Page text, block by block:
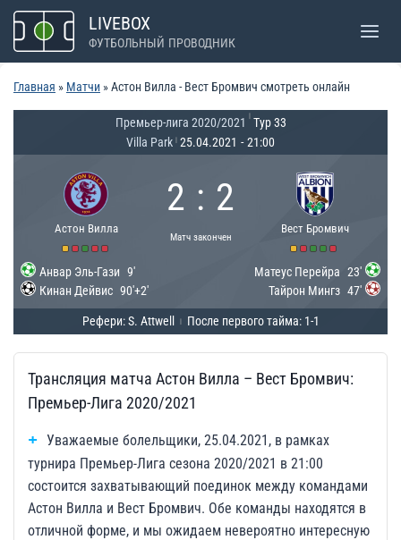
Перейти
содержимому
LIVEBOX
ФУТБОЛЬНЫЙ ПРОВОДНИК
Главная » Матчи »Астон Вилла - Вест Бромвич смотреть онлайн
Премьер-лига 2020/2021
Тур 33
Villa Park 25.04.2021 - 21:00
Астон Вилла
2 : 2
Матч закончен
Вест Бромвич
Анвар Эль-Гази 9'
Кинан Дейвис 90'+2'
Матеус Перейра 23'
Тайрон Мингз 47'
Рефери: S. Attwell После первого тайма: 1-1
Трансляция матча Астон Вилла – Вест Бромвич:
Премьер-Лига 2020/2021
Уважаемые болельщики, 25.04.2021, в рамках
турнира Премьер-Лига сезона 2020/2021 в 21:00
состоится захватывающий поединок между командами
Астон Вилла и Вест Бромвич. Обе команды находятся в
отличной форме, и мы ожидаем невероятно интересную